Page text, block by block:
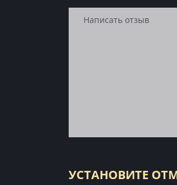
УСТАНОВИТЕ